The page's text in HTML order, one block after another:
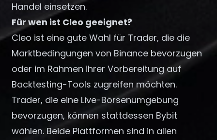
Handel einsetzen.
Für wen ist Cleo geeignet?
Cleo ist eine gute Wahl für Trader, die die
Marktbedingungen von Binance bevorzugen
oder im Rahmen ihrer Vorbereitung auf
Backtesting-Tools zugreifen möchten.
Trader, die eine Live-Börsenumgebung
bevorzugen, können stattdessen Bybit
wählen. Beide Plattformen sind in allen